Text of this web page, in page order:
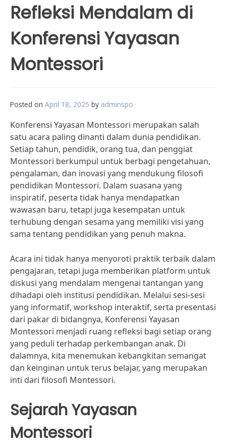
Refleksi Mendalam di
Konferensi Yayasan
Montessori
Posted on April 18, 2025 by adminspo
Konferensi Yayasan Montessori merupakan salah
satu acara paling dinanti dalam dunia pendidikan.
Setiap tahun, pendidik, orang tua, dan penggiat
Montessori berkumpul untuk berbagi pengetahuan,
pengalaman, dan inovasi yang mendukung filosofi
pendidikan Montessori. Dalam suasana yang
inspiratif, peserta tidak hanya mendapatkan
wawasan baru, tetapi juga kesempatan untuk
terhubung dengan sesama yang memiliki visi yang
sama tentang pendidikan yang penuh makna.
Acara ini tidak hanya menyoroti praktik terbaik dalam
pengajaran, tetapi juga memberikan platform untuk
diskusi yang mendalam mengenai tantangan yang
dihadapi oleh institusi pendidikan. Melalui sesi-sesi
yang informatif, workshop interaktif, serta presentasi
dari pakar di bidangnya, Konferensi Yayasan
Montessori menjadi ruang refleksi bagi setiap orang
yang peduli terhadap perkembangan anak. Di
dalamnya, kita menemukan kebangkitan semangat
dan keinginan untuk terus belajar, yang merupakan
inti dari filosofi Montessori.
Sejarah Yayasan
Montessori